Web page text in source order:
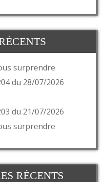
surprendre
du 28/07/2026
du 21/07/2026
surprendre
RÉCENTS